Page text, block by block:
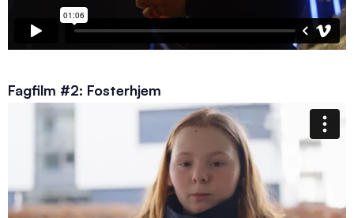
Fagfilm #2: Fosterhjem